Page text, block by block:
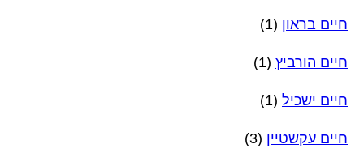
חיים בראון (1)
חיים הורביץ (1)
חיים ישכיל (1)
חיים עקשטיין (3)